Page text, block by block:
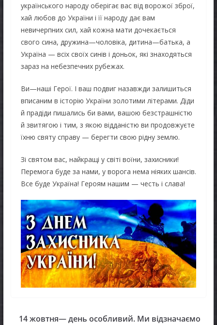
українського народу оберігає вас від ворожої зброї,
хай любов до України і її народу дає вам
невичерпних сил, хай кожна мати дочекається
свого сина, дружина—чоловіка, дитина—батька, а
Україна — всіх своїх синів і доньок, які знаходяться
зараз на небезпечних рубежах.
Ви—наші Герої. І ваш подвиг назавжди залишиться
вписаним в історію України золотими літерами. Діди
й прадіди пишались би вами, вашою безстрашністю
й звитягою і тим, з якою відданістю ви продовжуєте
їхню святу справу — берегти свою рідну землю.
Зі святом вас, найкращі у світі воїни, захисники!
Перемога буде за нами, у ворога нема ніяких шансів.
Все буде Україна! Героям нашим — честь і слава!
14 жовтня— день особливий. Ми відзначаємо